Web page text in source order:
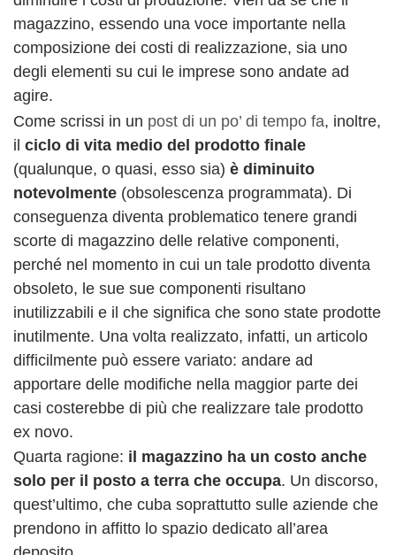
magazzino, essendo una voce importante nella
composizione dei costi di realizzazione, sia uno
degli elementi su cui le imprese sono andate ad
agire.
Come scrissi in un post di un po’ di tempo fa, inoltre,
il ciclo di vita medio del prodotto finale
(qualunque, o quasi, esso sia) è diminuito
notevolmente (obsolescenza programmata). Di
conseguenza diventa problematico tenere grandi
scorte di magazzino delle relative componenti,
perché nel momento in cui un tale prodotto diventa
obsoleto, le sue sue componenti risultano
inutilizzabili e il che significa che sono state prodotte
inutilmente. Una volta realizzato, infatti, un articolo
difficilmente può essere variato: andare ad
apportare delle modifiche nella maggior parte dei
casi costerebbe di più che realizzare tale prodotto
ex novo.
Quarta ragione: il magazzino ha un costo anche
solo per il posto a terra che occupa. Un discorso,
quest’ultimo, che cuba soprattutto sulle aziende che
prendono in affitto lo spazio dedicato all’area